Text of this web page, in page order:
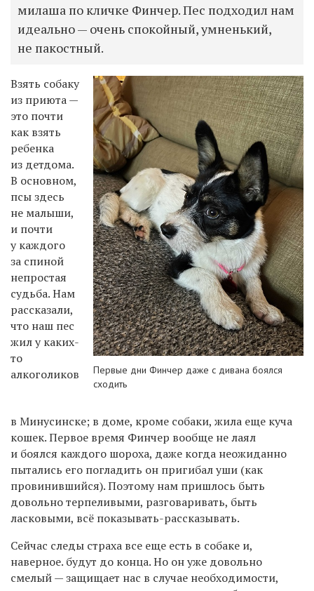
милаша по кличке Финчер. Пес подходил нам
идеально — очень спокойный, умненький,
не пакостный.
Первые дни Финчер даже с дивана боялся
сходить
Взять собаку
из приюта —
это почти
как взять
ребенка
из детдома.
В основном,
псы здесь
не малыши,
и почти
у каждого
за спиной
непростая
судьба. Нам
рассказали,
что наш пес
жил у каких-
то
алкоголиков
в Минусинске; в доме, кроме собаки, жила еще куча
кошек. Первое время Финчер вообще не лаял
и боялся каждого шороха, даже когда неожиданно
пытались его погладить он пригибал уши (как
провинившийся). Поэтому нам пришлось быть
довольно терпеливыми, разговаривать, быть
ласковыми, всё показывать-рассказывать.
Сейчас следы страха все еще есть в собаке и,
наверное. будут до конца. Но он уже довольно
смелый — защищает нас в случае необходимости,